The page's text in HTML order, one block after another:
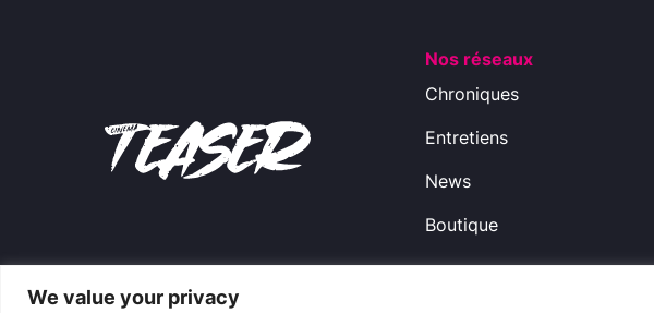
We value your privacy
Nos réseaux
Chroniques
Entretiens
News
Boutique